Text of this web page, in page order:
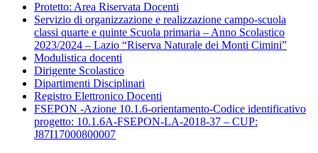
Protetto: Area Riservata Docenti
Servizio di organizzazione e realizzazione campo-scuola
classi quarte e quinte Scuola primaria – Anno Scolastico
2023/2024 – Lazio “Riserva Naturale dei Monti Cimini”
Modulistica docenti
Dirigente Scolastico
Dipartimenti Disciplinari
Registro Elettronico Docenti
FSEPON -Azione 10.1.6-orientamento-Codice identificativo
progetto: 10.1.6A-FSEPON-LA-2018-37 – CUP:
J87I17000800007